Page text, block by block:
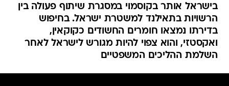
בישראל אותר בקוסמוי במסגרת שיתוף פעולה בין
הרשויות בתאילנד למשטרת ישראל. בחיפוש
בדירתו נמצאו חומרים החשודים כקוקאין,
ואקסטזי, והוא צפוי להיות מגורש לישראל לאחר
השלמת ההליכים המשפטיים